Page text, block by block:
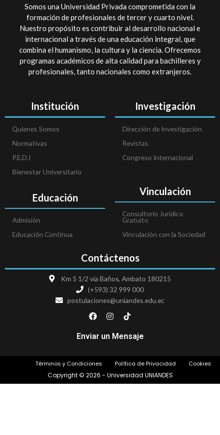
Somos una Universidad Privada comprometida con la
formación de profesionales de tercer y cuarto nivel.
Nuestro propósito es contribuir al desarrollo nacional e
internacional a través de una educación integral, que
combina el humanismo, la cultura y la ciencia. Ofrecemos
programas académicos de alta calidad para bachilleres y
profesionales, tanto nacionales como extranjeros.
Institución
Quienes Somos
Normativas
P.E.D.I
Bienestar Universitario
Educación
Admisión
Educación Continua
Investigación
Dirección de Investigación
Revistas
Congreso Internacional
Vinculación
Consultorio Jurídico
Gratuito
Vinculación con la Sociedad
Contáctenos
Km 5 1/2 vía Baños, Ambato 180215
(+593) 32 999 000
postulaciones@uniandes.edu.ec
F
a
e
o
k
I
n
t
r
m
T
i
t
Enviar un Mensaje
Copyright © 2026 - Universidad UNIANDES
Términos y Condiciones Política de Privacidad Cookies